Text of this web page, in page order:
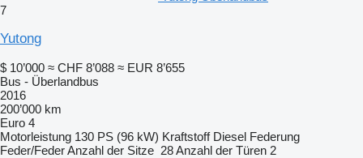
7
Yutong
$ 10’000 ≈ CHF 8’088 ≈ EUR 8’655
Bus - Überlandbus
2016
200’000 km
Euro 4
Motorleistung 130 PS (96 kW) Kraftstoff Diesel Federung
Feder/FederAnzahl der Sitze 28Anzahl der Türen 2